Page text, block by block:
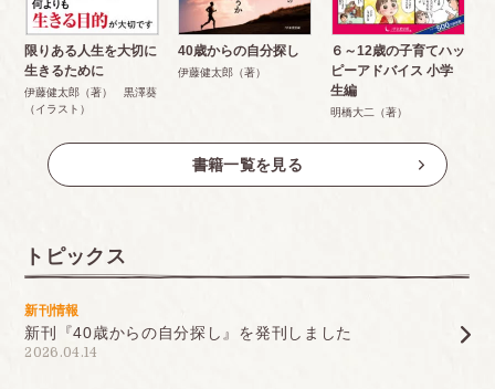
限りある人生を大切に
生きるために
伊藤健太郎（著） 黒澤葵
（イラスト）
40歳からの自分探し
伊藤健太郎（著）
６～12歳の子育てハッ
ピーアドバイス 小学
生編
明橋大二（著）
書籍一覧を見る
トピックス
新刊情報
新刊『40歳からの自分探し』を発刊しました
2026.04.14